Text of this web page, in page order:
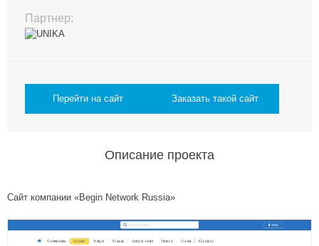
Партнер:
Перейти на сайт Заказать такой сайт
Описание проекта
Сайт компании «Begin Network Russia»